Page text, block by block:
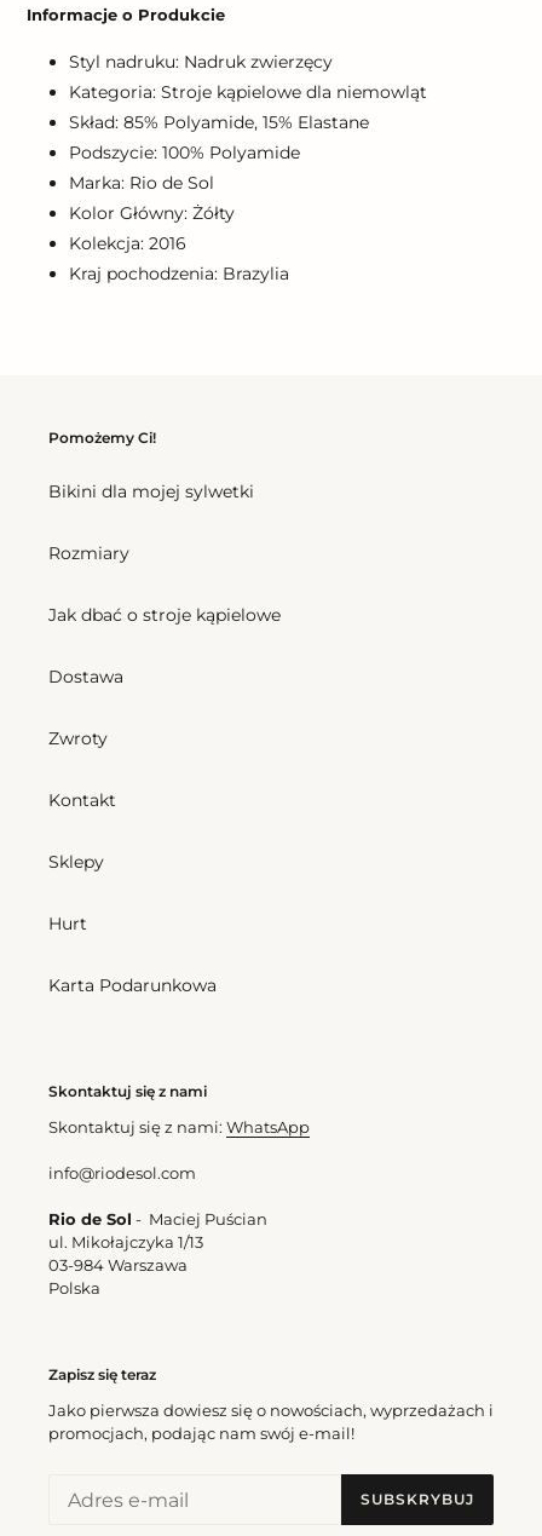
do
Informacje o Produkcie
Styl nadruku: Nadruk zwierzęcy
Kategoria: Stroje kąpielowe dla niemowląt
Skład: 85% Polyamide, 15% Elastane
Podszycie: 100% Polyamide
Marka: Rio de Sol
Kolor Główny: Żółty
Kolekcja: 2016
Kraj pochodzenia: Brazylia
Pomożemy Ci!
Bikini dla mojej sylwetki
Rozmiary
Jak dbać o stroje kąpielowe
Dostawa
Zwroty
Kontakt
Sklepy
Hurt
Karta Podarunkowa
Skontaktuj się z nami
Skontaktuj się z nami: WhatsApp
info@riodesol.com
Rio de Sol - Maciej Puścian
ul. Mikołajczyka 1/13
03-984 Warszawa
Polska
Zapisz się teraz
Jako pierwsza dowiesz się o nowościach, wyprzedażach i
promocjach, podając nam swój e-mail!
SUBSKRYBUJ